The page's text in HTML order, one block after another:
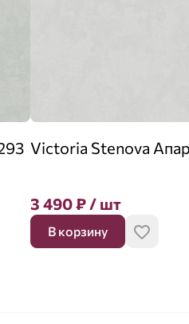
Victoria Stenova
3 490₽/ шт
В корзину